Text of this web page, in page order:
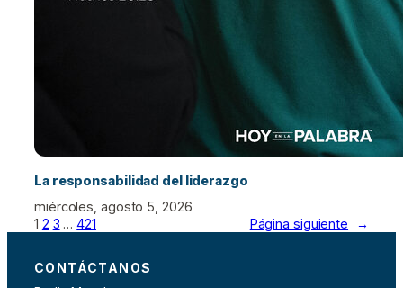
La responsabilidad del liderazgo
miércoles, agosto 5, 2026
1 2 3 … 421 Página siguiente →
CONTÁCTANOS